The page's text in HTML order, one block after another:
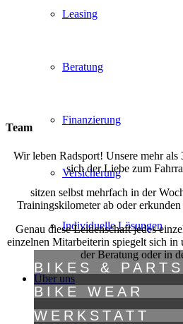
Leasing
Beratung
Finanzierung
Versicherung
Individuelle Lösungen
Über uns
Team
Wir leben Radsport! Unsere mehr
sich der Liebe zum
sitzen selbst mehrfach in der
Trainingskilometer ab oder
Genau diese Leidenschaft jedes
einzelnen Mitarbeiterin spiegelt sich in
der Beratung oder in
BIKES & PARTS
BIKE WEAR
WERKSTATT